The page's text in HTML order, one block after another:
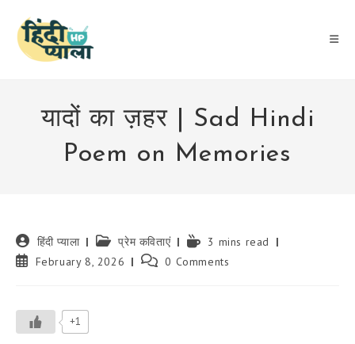
content
यादों का ज़हर | Sad Hindi
Poem on Memories
Post
author:
हिंदी प्याला
Post
category:
प्रेम कविताएं
Reading3 mins read
PostFebruary 8, 2026
Post 0 Comments
+1